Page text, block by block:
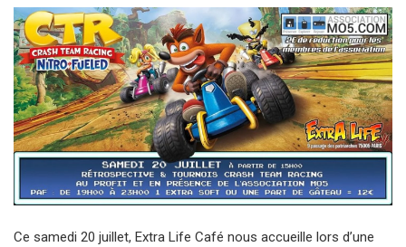
Ce samedi 20 juillet, Extra Life Café nous accueille lors d’une